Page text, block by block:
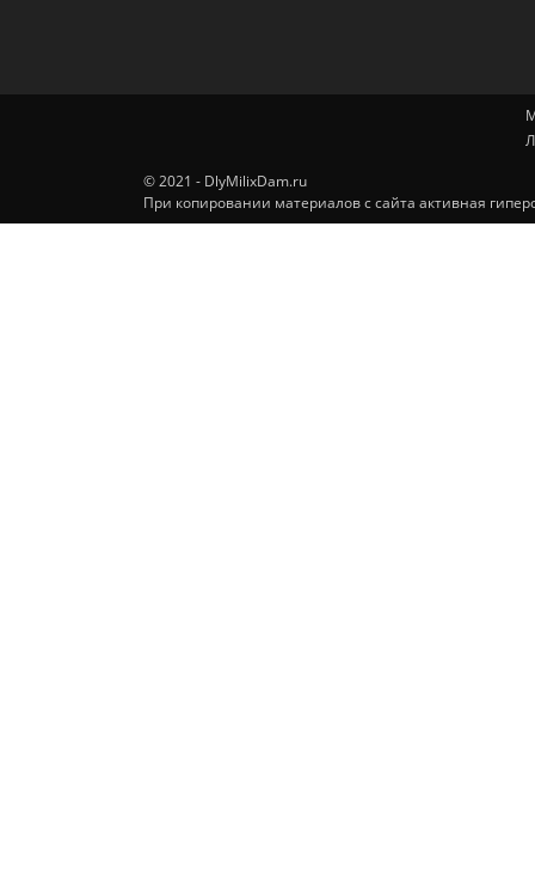
© 2021 - DlyMilixDam.ru
При копировании материалов с сайта активная